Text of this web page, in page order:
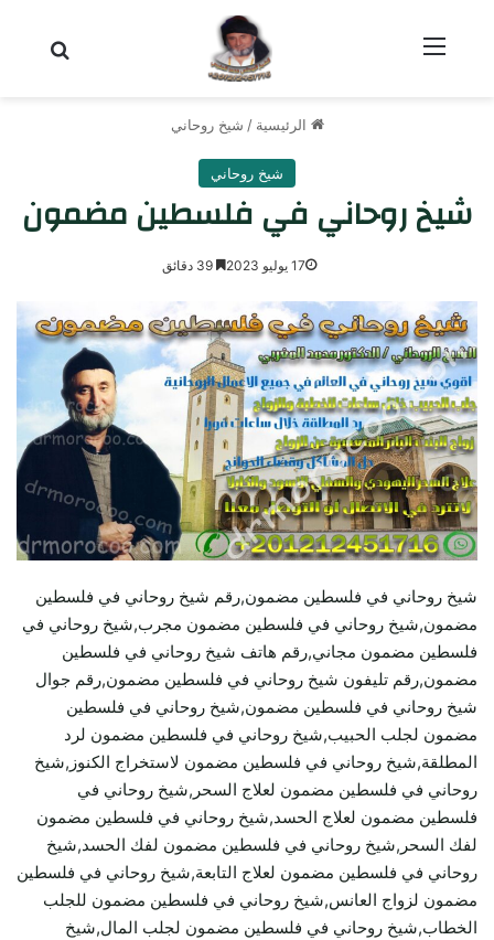
الرئيسية / شيخ روحاني
شيخ روحاني
شيخ روحاني في فلسطين مضمون
17 يوليو 2023 39 دقائق
شيخ روحاني في فلسطين مضمون,رقم شيخ روحاني في فلسطين
مضمون,شيخ روحاني في فلسطين مضمون مجرب,شيخ روحاني في
فلسطين مضمون مجاني,رقم هاتف شيخ روحاني في فلسطين
مضمون,رقم تليفون شيخ روحاني في فلسطين مضمون,رقم جوال
شيخ روحاني في فلسطين مضمون,شيخ روحاني في فلسطين
مضمون لجلب الحبيب,شيخ روحاني في فلسطين مضمون لرد
المطلقة,شيخ روحاني في فلسطين مضمون لاستخراج الكنوز,شيخ
روحاني في فلسطين مضمون لعلاج السحر,شيخ روحاني في
فلسطين مضمون لعلاج الحسد,شيخ روحاني في فلسطين مضمون
لفك السحر,شيخ روحاني في فلسطين مضمون لفك الحسد,شيخ
روحاني في فلسطين مضمون لعلاج التابعة,شيخ روحاني في فلسطين
مضمون لزواج العانس,شيخ روحاني في فلسطين مضمون للجلب
الخطاب,شيخ روحاني في فلسطين مضمون لجلب المال,شيخ